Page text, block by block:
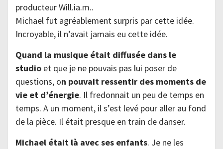
producteur Will.ia.m..
Michael fut agréablement surpris par cette idée.
Incroyable, il n’avait jamais eu cette idée.
Quand la musique était diffusée dans le
studio et que je ne pouvais pas lui poser de
questions, on pouvait ressentir des moments de
vie et d’énergie. Il fredonnait un peu de temps en
temps. A un moment, il s’est levé pour aller au fond
de la pièce. Il était presque en train de danser.
Michael était là avec ses enfants. Je ne les